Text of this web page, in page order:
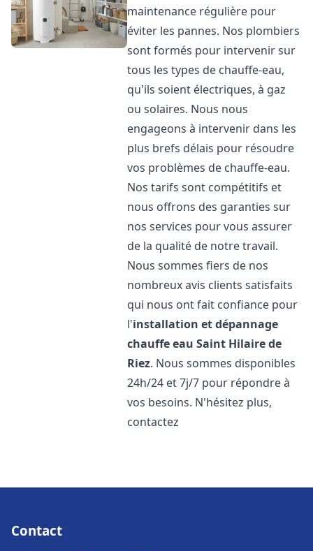
maintenance régulière pour
éviter les pannes. Nos plombiers
sont formés pour intervenir sur
tous les types de chauffe-eau,
qu'ils soient électriques, à gaz
ou solaires. Nous nous
engageons à intervenir dans les
plus brefs délais pour résoudre
vos problèmes de chauffe-eau.
Nos tarifs sont compétitifs et
nous offrons des garanties sur
nos services pour vous assurer
de la qualité de notre travail.
Nous sommes fiers de nos
nombreux avis clients satisfaits
qui nous ont fait confiance pour
l'installation et dépannage
chauffe eau Saint Hilaire de
Riez. Nous sommes disponibles
24h/24 et 7j/7 pour répondre à
vos besoins. N'hésitez plus,
contactez
Contact